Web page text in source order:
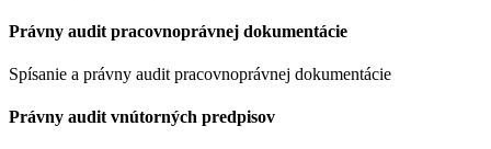
Právny audit pracovnoprávnej dokumentácie
Spísanie a právny audit pracovnoprávnej dokumentácie
Právny audit vnútorných predpisov